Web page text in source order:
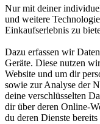
Nur mit deiner
und weitere
Einkaufserlebnis zu
Dazu erfassen wir
Geräte. Diese nutzen
Website und um dir
sowie zur Analyse der
deine verschlüsselten
dir über deren Online-
du deren Dienste bereits